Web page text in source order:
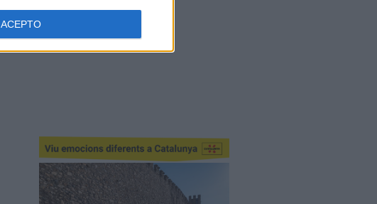
ACEPTO